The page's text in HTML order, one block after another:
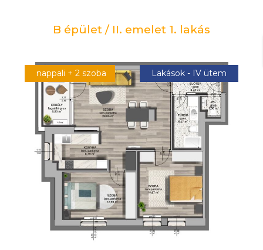
B épület / II. emelet 1. lakás
nappali + 2 szoba Lakások - IV ütem